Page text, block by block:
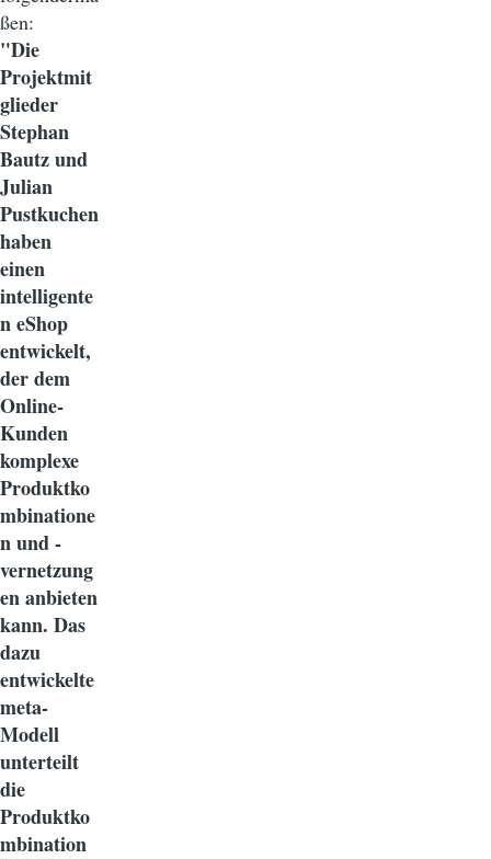
ßen:
"Die
Projektmit
glieder
Stephan
Bautz und
Julian
Pustkuchen
haben
einen
intelligente
n eShop
entwickelt,
der dem
Online-
Kunden
komplexe
Produktko
mbinatione
n und -
vernetzung
en anbieten
kann. Das
dazu
entwickelte
meta-
Modell
unterteilt
die
Produktko
mbination